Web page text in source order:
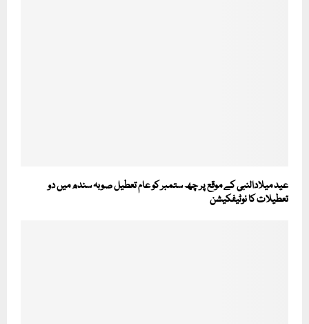
عید میلادالنبی کے موقع پر چھ ستمبر کو عام تعطیل صوبہ سندھ میں دو
تعطیلات کا نوٹیفکیشن